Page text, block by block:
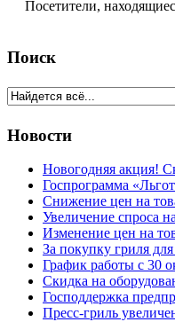
Посетители,
Поиск
Новости
Новогодняя акция!
Госпрограмма
Снижение цен на
Увеличение спроса
Изменение цен на
За покупку гриля
График работы с 30
Скидка на
Господдержка
Пресс-гриль